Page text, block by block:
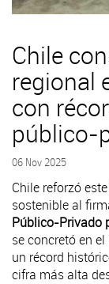
Chile
regional
con
público-
06 Nov 2025
Chile reforzó
sostenible al
Público-Privado
se concretó en
un récord
cifra más alta